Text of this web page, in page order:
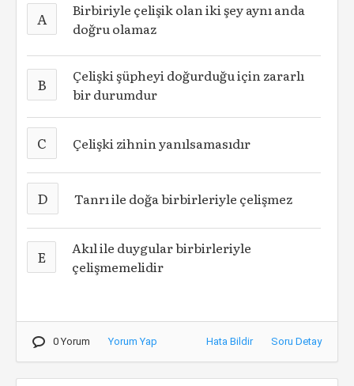
A
Birbiriyle çelişik olan iki şey aynı anda
doğru olamaz
B
Çelişki şüpheyi doğurduğu için zararlı
bir durumdur
C Çelişki zihnin yanılsamasıdır
D Tanrı ile doğa birbirleriyle çelişmez
E
Akıl ile duygular birbirleriyle
çelişmemelidir
0 Yorum Yorum Yap Hata Bildir Soru Detay